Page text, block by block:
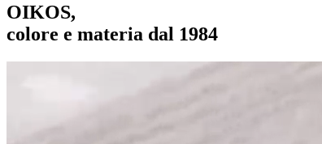
OIKOS,
colore e materia dal 1984